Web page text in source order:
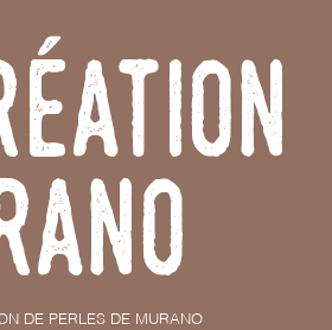
DE PERLES DE MURANO